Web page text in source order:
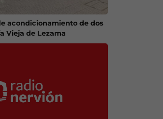
acondicionamiento de dos
Vieja de Lezama